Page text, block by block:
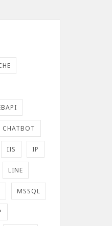
CHATBOT
IIS IP
LINE
MSSQL